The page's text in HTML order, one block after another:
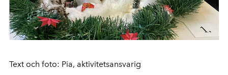
Text och foto: Pia, aktivitetsansvarig